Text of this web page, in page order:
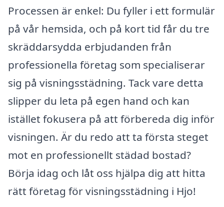
Processen är enkel: Du fyller i ett formulär
på vår hemsida, och på kort tid får du tre
skräddarsydda erbjudanden från
professionella företag som specialiserar
sig på visningsstädning. Tack vare detta
slipper du leta på egen hand och kan
istället fokusera på att förbereda dig inför
visningen. Är du redo att ta första steget
mot en professionellt städad bostad?
Börja idag och låt oss hjälpa dig att hitta
rätt företag för visningsstädning i Hjo!